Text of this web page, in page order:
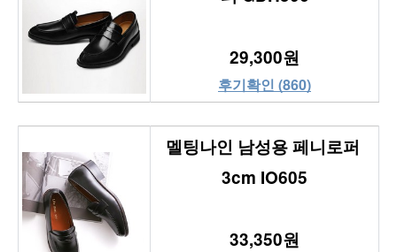
29,300원
후기확인 (860)
멜팅나인 남성용 페니로퍼
3cm IO605
33,350원